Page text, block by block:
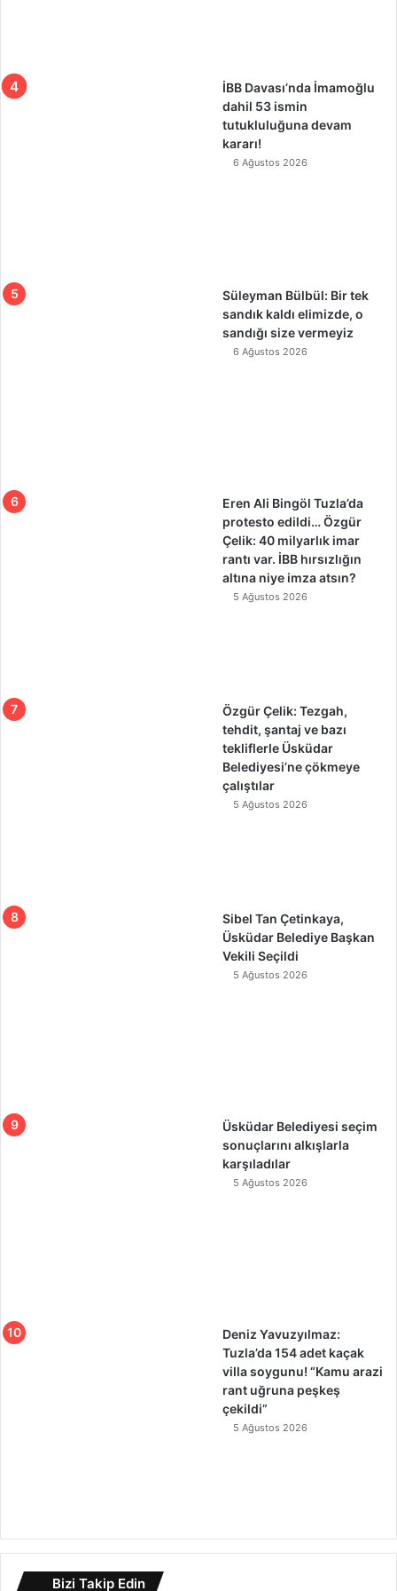
İBB Davası’nda İmamoğlu
dahil 53 ismin
tutukluluğuna devam
kararı!
6 Ağustos 2026
Süleyman Bülbül: Bir tek
sandık kaldı elimizde, o
sandığı size vermeyiz
6 Ağustos 2026
Eren Ali Bingöl Tuzla’da
protesto edildi… Özgür
Çelik: 40 milyarlık imar
rantı var. İBB hırsızlığın
altına niye imza atsın?
5 Ağustos 2026
Özgür Çelik: Tezgah,
tehdit, şantaj ve bazı
tekliflerle Üsküdar
Belediyesi’ne çökmeye
çalıştılar
5 Ağustos 2026
Sibel Tan Çetinkaya,
Üsküdar Belediye Başkan
Vekili Seçildi
5 Ağustos 2026
Üsküdar Belediyesi seçim
sonuçlarını alkışlarla
karşıladılar
5 Ağustos 2026
Deniz Yavuzyılmaz:
Tuzla’da 154 adet kaçak
villa soygunu! “Kamu arazi
rant uğruna peşkeş
çekildi”
5 Ağustos 2026
Bizi Takip Edin